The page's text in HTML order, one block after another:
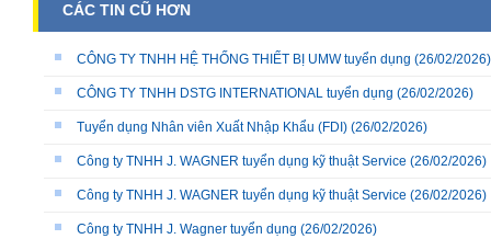
CÁC TIN CŨ HƠN
CÔNG TY TNHH HỆ THỐNG THIẾT BỊ UMW tuyển dụng (26/02/2026)
CÔNG TY TNHH DSTG INTERNATIONAL tuyển dụng (26/02/2026)
Tuyển dụng Nhân viên Xuất Nhập Khẩu (FDI) (26/02/2026)
Công ty TNHH J. WAGNER tuyển dụng kỹ thuật Service (26/02/2026)
Công ty TNHH J. WAGNER tuyển dụng kỹ thuật Service (26/02/2026)
Công ty TNHH J. Wagner tuyển dụng (26/02/2026)